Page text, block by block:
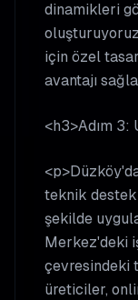
dinamikleri
için özel
avantajı
<h3>Adım 3:
teknik destek
şekilde
Merkez'deki
çevresindeki
üreticiler,